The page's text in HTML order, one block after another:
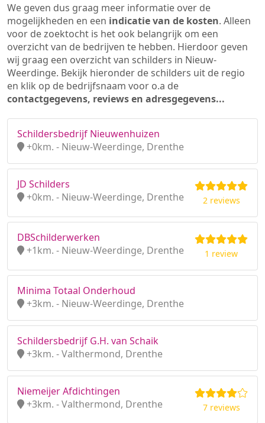
We geven dus graag meer informatie over de
mogelijkheden en een indicatie van de kosten. Alleen
voor de zoektocht is het ook belangrijk om een
overzicht van de bedrijven te hebben. Hierdoor geven
wij graag een overzicht van schilders in Nieuw-
Weerdinge. Bekijk hieronder de schilders uit de regio
en klik op de bedrijfsnaam voor o.a de
contactgegevens, reviews en adresgegevens...
Schildersbedrijf Nieuwenhuizen
+0km. - Nieuw-Weerdinge, Drenthe
JD Schilders
+0km. - Nieuw-Weerdinge, Drenthe
2 reviews
DBSchilderwerken
+1km. - Nieuw-Weerdinge, Drenthe
1 review
Minima Totaal Onderhoud
+3km. - Nieuw-Weerdinge, Drenthe
Schildersbedrijf G.H. van Schaik
+3km. - Valthermond, Drenthe
Niemeijer Afdichtingen
+3km. - Valthermond, Drenthe
7 reviews